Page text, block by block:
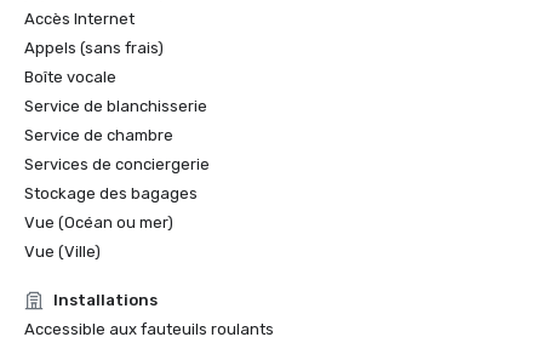
Accès Internet
Appels (sans frais)
Boîte vocale
Service de blanchisserie
Service de chambre
Services de conciergerie
Stockage des bagages
Vue (Océan ou mer)
Vue (Ville)
Installations
Accessible aux fauteuils roulants